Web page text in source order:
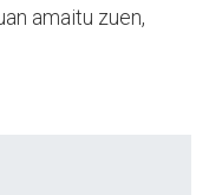
amaitu zuen,